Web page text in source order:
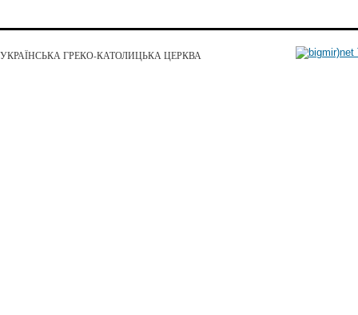
УКРАЇНСЬКА ГРЕКО-КАТОЛИЦЬКА ЦЕРКВА